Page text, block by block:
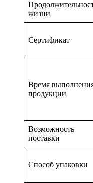
жизни
Сертификат
Время
продукции
Возможность
поставки
Способ упаковки